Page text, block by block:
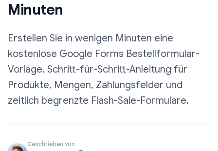
Minuten
Erstellen Sie in wenigen Minuten eine
kostenlose Google Forms Bestellformular-
Vorlage. Schritt-für-Schritt-Anleitung für
Produkte, Mengen, Zahlungsfelder und
zeitlich begrenzte Flash-Sale-Formulare.
Geschrieben von